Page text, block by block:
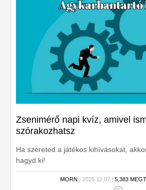
Zsenimérő napi kvíz, amivel
szórakozhatsz
Ha szereted a játékos kihívásokat,
hagyd ki!
MORN | 2025.12.07 | 5,383